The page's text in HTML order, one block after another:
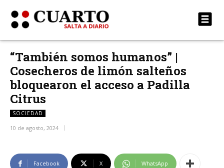
“También somos humanos” |
Cosecheros de limón salteños
bloquearon el acceso a Padilla
Citrus
SOCIEDAD
10 de agosto, 2024
Facebook X WhatsApp